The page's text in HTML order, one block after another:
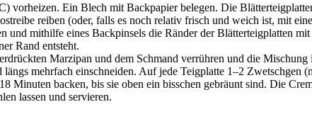
vorheizen. Ein Blech mit Backpapier belegen. Die
reiben (oder, falls es noch relativ frisch und weich ist, mit
und mithilfe eines Backpinsels die Ränder der Blätterteigplatten
Rand entsteht.
Marzipan und dem Schmand verrühren und die
mehrfach einschneiden. Auf jede Teigplatte 1–2 Zwetschgen
Minuten backen, bis sie oben ein bisschen gebräunt sind. Die
lassen und servieren.